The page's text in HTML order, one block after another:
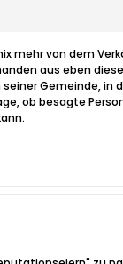
mehr von dem
aus eben
Gemeinde, in
ob besagte